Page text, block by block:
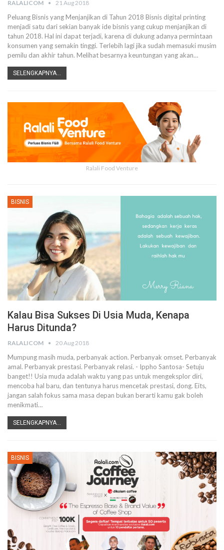
RALALICOM 21 Aug 2018
Peluang Bisnis yang Menjanjikan di Tahun 2018 Bisnis digital printing
menjadi satu dari sekian banyak ide bisnis yang cukup menjanjikan di
tahun 2018. Hal ini dapat terjadi, karena di dukung adanya permintaan
konsumen yang semakin tinggi. Terlebih lagi jika sudah memasuki musim
pemilu dan akhir tahun. Melihat besarnya keuntungan yang akan…
SELENGKAPNYA...
Ralali Food Venture
BISNIS
Kalau Bisa Sukses Di Usia Muda, Kenapa
Harus Ditunda?
RALALICOM 20 Aug 2018
Mumpung masih muda, perbanyak action. Perbanyak omset. Perbanyak
amal. Perbanyak prestasi. Perbanyak relasi. - Ippho Santosa- Setuju
banget!! Usia muda adalah waktu yang pas untuk mengeksplor diri,
mencoba hal baru, dan tentunya harus mencetak prestasi, dong. Eits,
jangan salah fokus sama masa depan bukan berarti kamu gak boleh
menikmati…
SELENGKAPNYA...
BISNIS